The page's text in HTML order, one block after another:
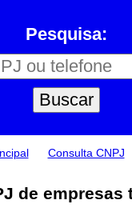
Pesquisa:
Consulta CNPJ
de empresas